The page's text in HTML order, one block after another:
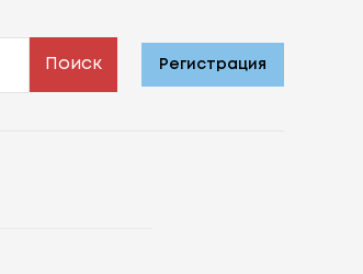
Поиск Регистрация